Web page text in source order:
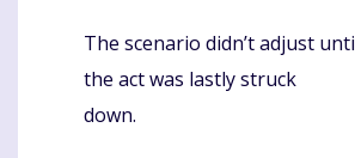
Komentaras
The scenario didn’t adjust
the act was lastly struck
down.